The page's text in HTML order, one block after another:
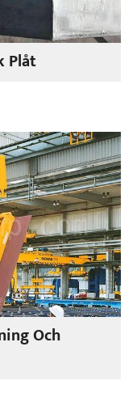
Plåt
Och